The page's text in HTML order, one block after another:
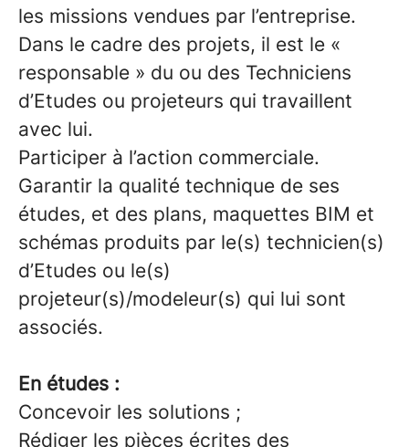
les missions vendues par l’entreprise.
Dans le cadre des projets, il est le «
responsable » du ou des Techniciens
d’Etudes ou projeteurs qui travaillent
avec lui.
Participer à l’action commerciale.
Garantir la qualité technique de ses
études, et des plans, maquettes BIM et
schémas produits par le(s) technicien(s)
d’Etudes ou le(s)
projeteur(s)/modeleur(s) qui lui sont
associés.
En études :
Concevoir les solutions ;
Rédiger les pièces écrites des